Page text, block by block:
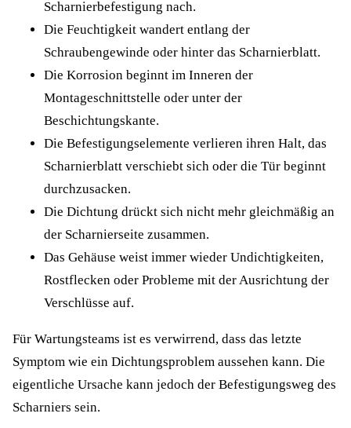
Scharnierbefestigung nach.
Die Feuchtigkeit wandert entlang der
Schraubengewinde oder hinter das Scharnierblatt.
Die Korrosion beginnt im Inneren der
Montageschnittstelle oder unter der
Beschichtungskante.
Die Befestigungselemente verlieren ihren Halt, das
Scharnierblatt verschiebt sich oder die Tür beginnt
durchzusacken.
Die Dichtung drückt sich nicht mehr gleichmäßig an
der Scharnierseite zusammen.
Das Gehäuse weist immer wieder Undichtigkeiten,
Rostflecken oder Probleme mit der Ausrichtung der
Verschlüsse auf.
Für Wartungsteams ist es verwirrend, dass das letzte
Symptom wie ein Dichtungsproblem aussehen kann. Die
eigentliche Ursache kann jedoch der Befestigungsweg des
Scharniers sein.